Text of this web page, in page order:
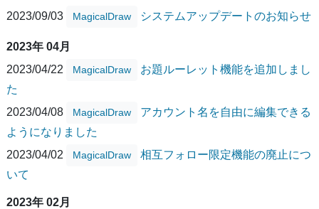
2023/09/03
MagicalDraw システムアップデートのお知らせ
2023年 04月
2023/04/22
MagicalDraw
お題ルーレット機能を追加しまし
た
2023/04/08
MagicalDraw
アカウント名を自由に編集できる
ようになりました
2023/04/02
MagicalDraw
相互フォロー限定機能の廃止につ
いて
2023年 02月